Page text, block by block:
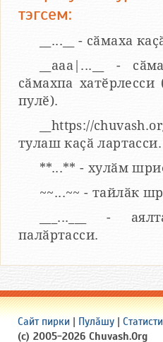
тэгсем:
__...__ - сӑмаха
__aaa|...__ -
сӑмахпа
пулӗ).
__https://
тулаш каҫӑ лартасси.
**...** - хулӑм
~~...~~ - тайлӑк
___...___ -
палӑртасси.
Сайт пирки Пулӑшу
(c) 2005-2026 Chuvash.Org